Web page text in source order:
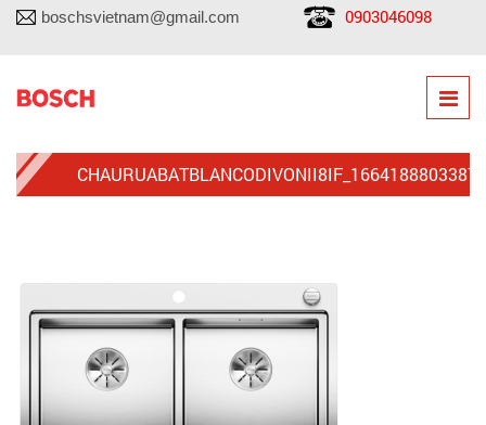
boschsvietnam@gmail.com 0903046098
CHAURUABATBLANCODIVONII8IF_1664188803387